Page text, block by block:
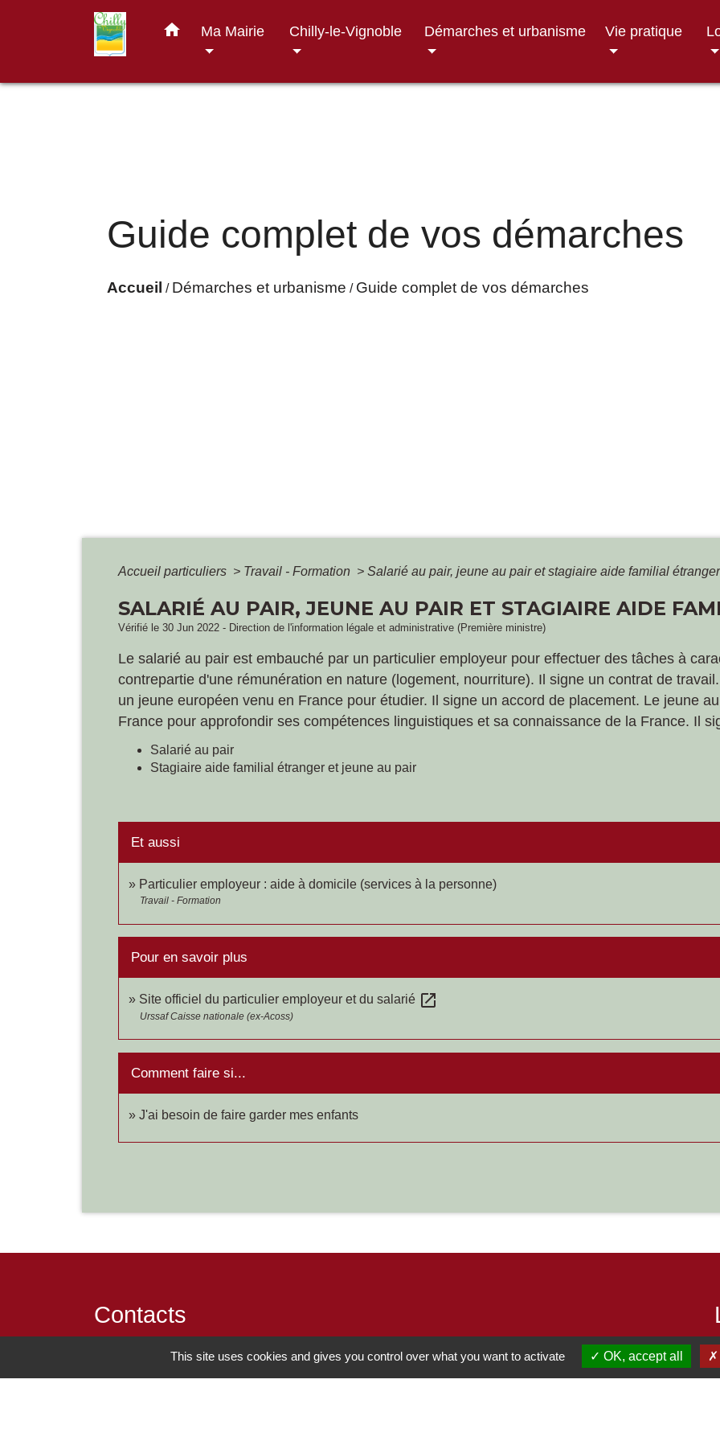
home Ma Mairie Chilly-le-Vignoble Démarches et urbanisme Vie pratique
Guide complet de vos démarches
Accueil / Démarches et urbanisme / Guide complet de vos démarches
Accueil particuliers > Travail - Formation > Salarié au pair, jeune au pair et stagiaire aide familial étranger
SALARIÉ AU PAIR, JEUNE AU PAIR ET STAGIAIRE AIDE
Vérifié le 30 Jun 2022 - Direction de l'information légale et administrative (Première ministre)
Le salarié au pair est embauché par un particulier employeur pour effectuer des tâches à
contrepartie d'une rémunération en nature (logement, nourriture). Il signe un contrat de
un jeune européen venu en France pour étudier. Il signe un accord de placement. Le jeune
France pour approfondir ses compétences linguistiques et sa connaissance de la France. Il
Salarié au pair
Stagiaire aide familial étranger et jeune au pair
Et aussi
Particulier employeur : aide à domicile (services à la personne)
Travail - Formation
Pour en savoir plus
Site officiel du particulier employeur et du salarié open_in_new
Urssaf Caisse nationale (ex-Acoss)
Comment faire si...
J'ai besoin de faire garder mes enfants
Contacts
Commune de Chilly-le-Vignoble
84 Rue des écoles
This site uses cookies and gives you control over what you want to activate OK, accept all